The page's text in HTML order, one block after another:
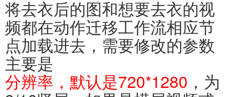
将去衣后的图和想要去衣的视
频都在动作迁移工作流相应节
点加载进去，需要修改的参数
主要是
分辨率，默认是720*1280 ，为